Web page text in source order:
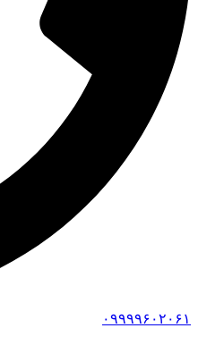
۰۹۹۹۹۶۰۲۰۶۱